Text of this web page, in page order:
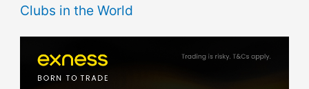
Clubs in the World